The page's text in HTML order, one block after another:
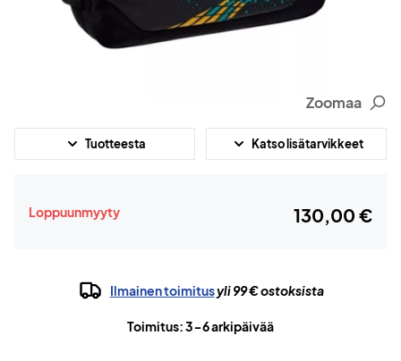
Zoomaa
Tuotteesta Katso lisätarvikkeet
Loppuunmyyty 130,00 €
Ilmainen toimitusyli 99 € ostoksista
Toimitus: 3-6 arkipäivää